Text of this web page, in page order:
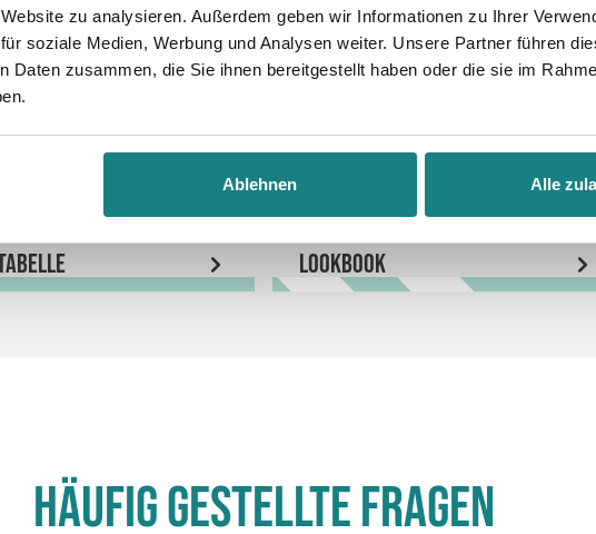
zu analysieren. Außerdem geben wir Informationen zu Ihrer
soziale Medien, Werbung und Analysen weiter. Unsere Partner führen
Daten zusammen, die Sie ihnen bereitgestellt haben oder die sie im
Ablehnen Alle
LookBook
Häufig gestellte Fragen